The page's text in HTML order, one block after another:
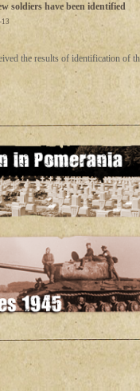
soldiers have been identified
the results of identification of